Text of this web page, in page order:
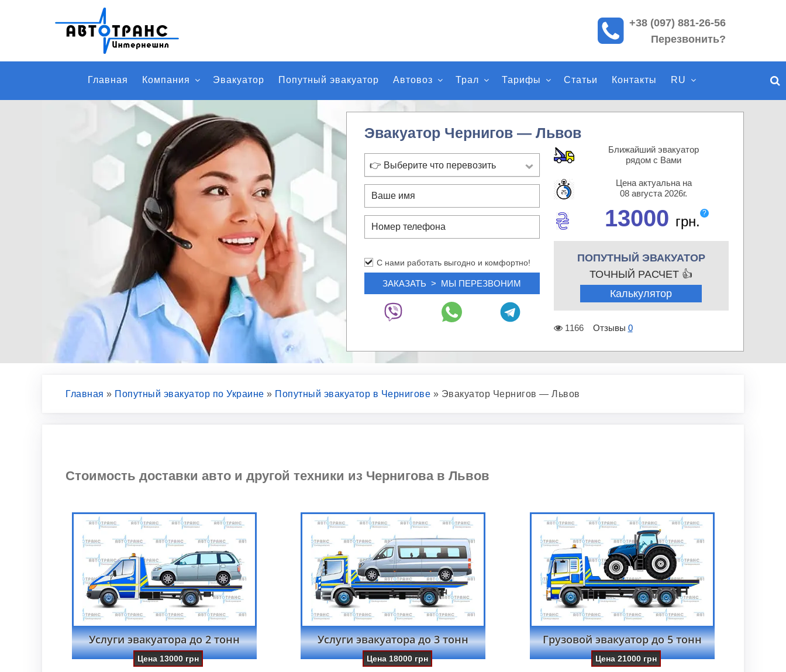
к
п
о
с
й
у
+38 (097) 881-26-56
Перезвонить?
Главная Компания Эвакуатор Попутный эвакуатор Автовоз Трал Тарифы Статьи Контакты RU
Эвакуатор Чернигов — Львов
👉 Выберите что перевозить
С нами работать выгодно и комфортно!
Ближайший эвакуатор
рядом с Вами
Цена актуальна на
08 августа 2026г.
13000 грн.
?
ПОПУТНЫЙ ЭВАКУАТОР
ТОЧНЫЙ РАСЧЕТ 👍
Калькулятор
1166 Отзывы 0
Главная » Попутный эвакуатор по Украине » Попутный эвакуатор в Чернигове » Эвакуатор Чернигов — Львов
Стоимость доставки авто и другой техники из Чернигова в Львов
Услуги эвакуатора до 2 тонн
Цена 13000 грн
Услуги эвакуатора до 3 тонн
Цена 18000грн
Грузовой эвакуатор до 5 тонн
Цена21000 грн